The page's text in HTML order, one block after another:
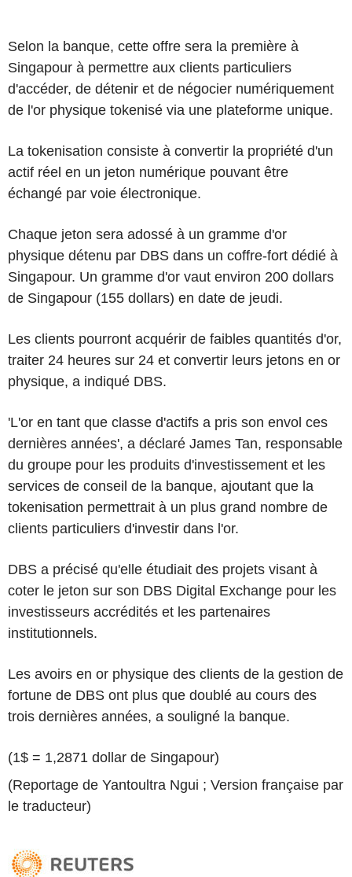
Selon la banque, cette offre sera la première à
Singapour à permettre aux clients particuliers
d'accéder, de détenir et de négocier numériquement
de l'or physique tokenisé via une plateforme unique.
La tokenisation consiste à convertir la propriété d'un
actif réel en un jeton numérique pouvant être
échangé par voie électronique.
Chaque jeton sera adossé à un gramme d'or
physique détenu par DBS dans un coffre-fort dédié à
Singapour. Un gramme d'or vaut environ 200 dollars
de Singapour (155 dollars) en date de jeudi.
Les clients pourront acquérir de faibles quantités d'or,
traiter 24 heures sur 24 et convertir leurs jetons en or
physique, a indiqué DBS.
'L'or en tant que classe d'actifs a pris son envol ces
dernières années', a déclaré James Tan, responsable
du groupe pour les produits d'investissement et les
services de conseil de la banque, ajoutant que la
tokenisation permettrait à un plus grand nombre de
clients particuliers d'investir dans l'or.
DBS a précisé qu'elle étudiait des projets visant à
coter le jeton sur son DBS Digital Exchange pour les
investisseurs accrédités et les partenaires
institutionnels.
Les avoirs en or physique des clients de la gestion de
fortune de DBS ont plus que doublé au cours des
trois dernières années, a souligné la banque.
(1$ = 1,2871 dollar de Singapour)
(Reportage de Yantoultra Ngui ; Version française par
le traducteur)